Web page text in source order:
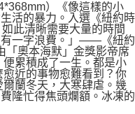
）《像這樣的小
活的暴力。入選《紐約時
此清晰需要大量的時間
有一字浪費。」——《紐約
「奧本海默」金獎影帝席
累積成了一生。都是小
近的事物愈難看到？你
蘭冬天，大寒肆虐。幾
隆忙得焦頭爛額。冰凍的